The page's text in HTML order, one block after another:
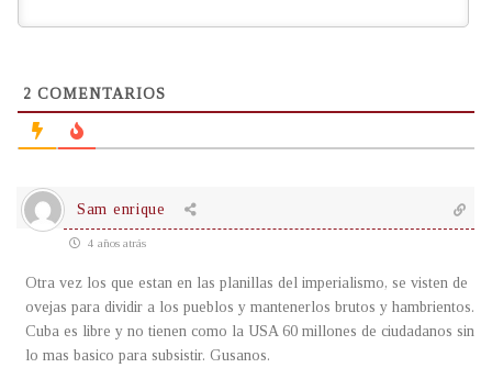
2 COMENTARIOS
Sam enrique
4 años atrás
Otra vez los que estan en las planillas del imperialismo, se visten de
ovejas para dividir a los pueblos y mantenerlos brutos y hambrientos.
Cuba es libre y no tienen como la USA 60 millones de ciudadanos sin
lo mas basico para subsistir. Gusanos.